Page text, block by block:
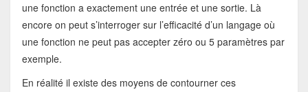
une fonction a exactement une entrée et une sortie. Là
encore on peut s’interroger sur l’efficacité d’un langage où
une fonction ne peut pas accepter zéro ou 5 paramètres par
exemple.
En réalité il existe des moyens de contourner ces